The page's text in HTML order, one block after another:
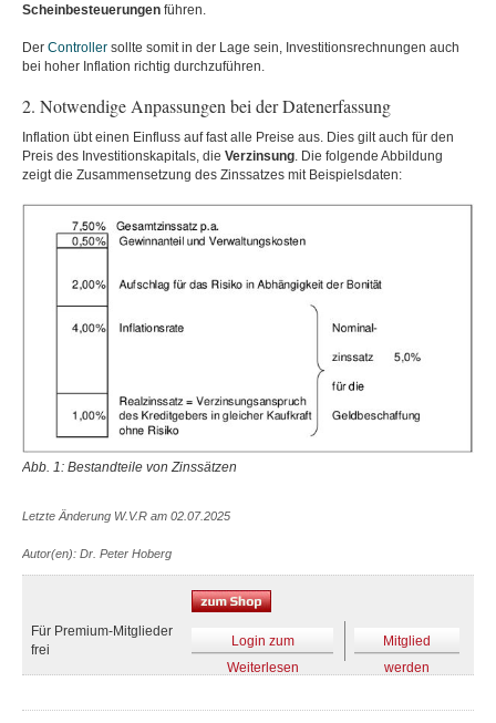
Scheinbesteuerungen führen.
Der Controller sollte somit in der Lage sein, Investitionsrechnungen auch
bei hoher Inflation richtig durchzuführen.
2. Notwendige Anpassungen bei der Datenerfassung
Inflation übt einen Einfluss auf fast alle Preise aus. Dies gilt auch für den
Preis des Investitionskapitals, die Verzinsung. Die folgende Abbildung
zeigt die Zusammensetzung des Zinssatzes mit Beispielsdaten:
Abb. 1: Bestandteile von Zinssätzen
Letzte Änderung W.V.R am 02.07.2025
Autor(en): Dr. Peter Hoberg
Für Premium-Mitglieder
frei
Login zum
Weiterlesen
Mitglied
werden